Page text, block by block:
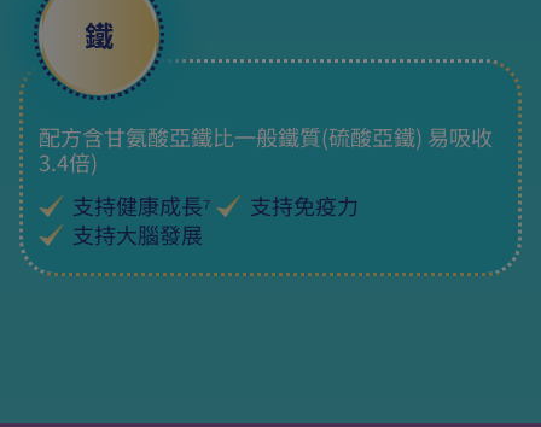
鐵
配方含甘氨酸亞鐵比一般鐵質(硫酸亞鐵) 易吸收
3.4倍)
支持健康成長⁷
支持大腦發展
支持免疫力